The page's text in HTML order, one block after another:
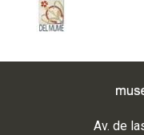
Av. de